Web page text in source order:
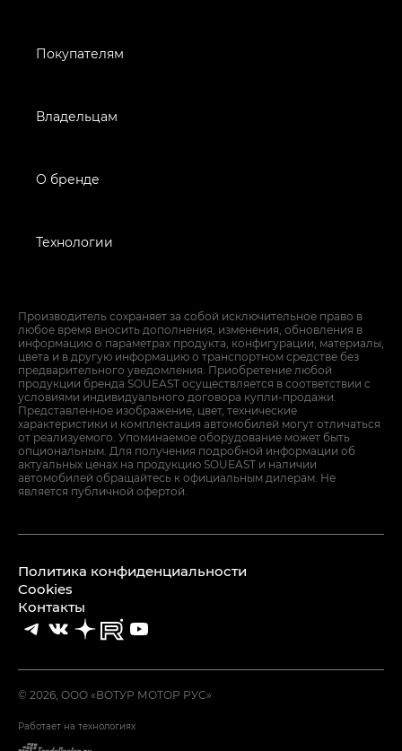
Покупателям
Владельцам
О бренде
Технологии
Производитель сохраняет за собой исключительное право в
любое время вносить дополнения, изменения, обновления в
информацию о параметрах продукта, конфигурации, материалы,
цвета и в другую информацию о транспортном средстве без
предварительного уведомления. Приобретение любой
продукции бренда SOUEAST осуществляется в соответствии с
условиями индивидуального договора купли-продажи.
Представленное изображение, цвет, технические
характеристики и комплектация автомобилей могут отличаться
от реализуемого. Упоминаемое оборудование может быть
опциональным. Для получения подробной информации об
актуальных ценах на продукцию SOUEAST и наличии
автомобилей обращайтесь к официальным дилерам. Не
является публичной офертой.
© 2026, ООО «ВОТУР МОТОР РУС»
Политика конфиденциальности
Cookies
Контакты
Работает на технологиях